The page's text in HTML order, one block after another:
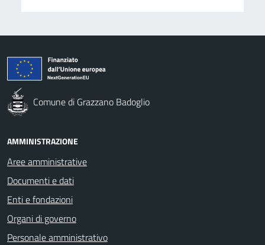
Comune di Grazzano Badoglio
AMMINISTRAZIONE
Aree amministrative
Documenti e dati
Enti e fondazioni
Organi di governo
Personale amministrativo